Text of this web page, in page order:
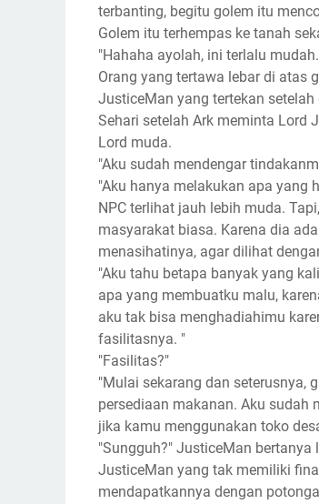
terbanting, begitu golem itu
Golem itu terhempas ke tanah
"Hahaha ayolah, ini terlalu
Orang yang tertawa lebar di atas
JusticeMan yang tertekan
Sehari setelah Ark meminta Lord
Lord muda.
"Aku sudah mendengar
"Aku hanya melakukan apa yang
NPC terlihat jauh lebih muda.
masyarakat biasa. Karena dia
menasihatinya, agar dilihat
"Aku tahu betapa banyak yang
apa yang membuatku malu,
aku tak bisa menghadiahimu
fasilitasnya. "
"Fasilitas?"
"Mulai sekarang dan seterusnya,
persediaan makanan. Aku sudah
jika kamu menggunakan toko
"Sungguh?" JusticeMan bertanya
JusticeMan yang tak memiliki
mendapatkannya dengan